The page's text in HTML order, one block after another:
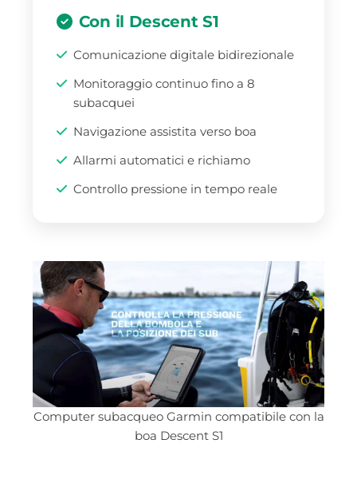
Con il Descent S1
Comunicazione digitale bidirezionale
Monitoraggio continuo fino a 8
subacquei
Navigazione assistita verso boa
Allarmi automatici e richiamo
Controllo pressione in tempo reale
Computer subacqueo Garmin compatibile con la
boa Descent S1